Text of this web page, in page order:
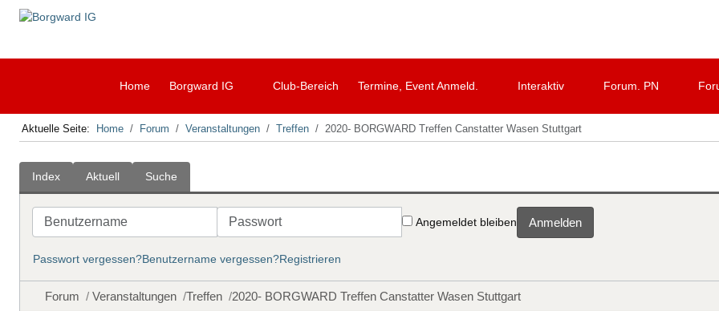
Home Borgward IG Club-Bereich Termine, Event Anmeld. Interaktiv Forum. PN
Aktuelle Seite: Home Forum Veranstaltungen Treffen 2020- BORGWARD Treffen Canstatter Wasen Stuttgart
Index Aktuell Suche
Benutzername Passwort
Angemeldet bleiben Anmelden
Passwort vergessen?Benutzername vergessen?Registrieren
Forum Veranstaltungen Treffen 2020- BORGWARD Treffen Canstatter Wasen Stuttgart